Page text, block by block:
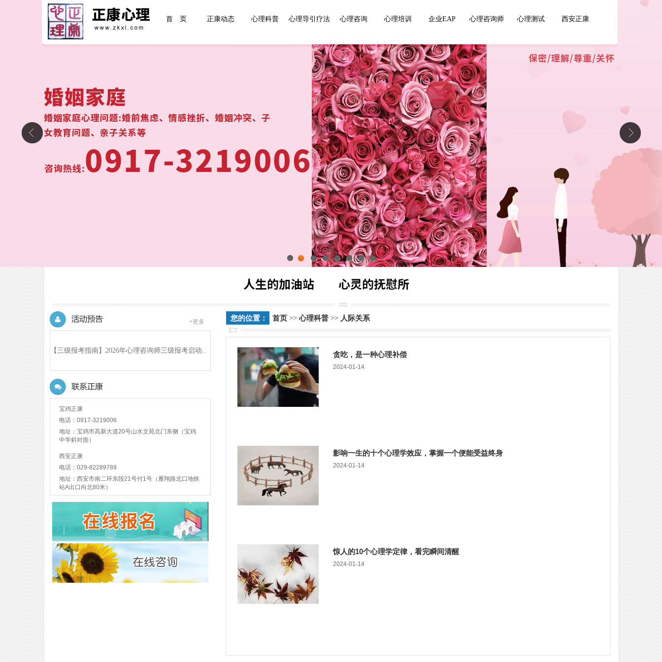
3 4 5 6 7 8
首 页 正康动态 心理科普 心理导引疗法 心理咨询 心理培训 企业EAP 心理咨询师 心理测试 西安正康
+更多
【三级报考指南】2026年心理咨询师三级报考启动..
宝鸡正康
电话：0917-3219006
地址：宝鸡市高新大道20号山水文苑北门东侧（宝鸡
中学斜对面）
西安正康
电话：029-82289789
地址：西安市南二环东段21号付1号（雁翔路北口地铁
站A出口向北80米）
您的位置： 首页 >>心理科普 >> 人际关系
贪吃，是一种心理补偿
2024-01-14
影响一生的十个心理学效应，掌握一个便能受益终身
2024-01-14
惊人的10个心理学定律，看完瞬间清醒
2024-01-14